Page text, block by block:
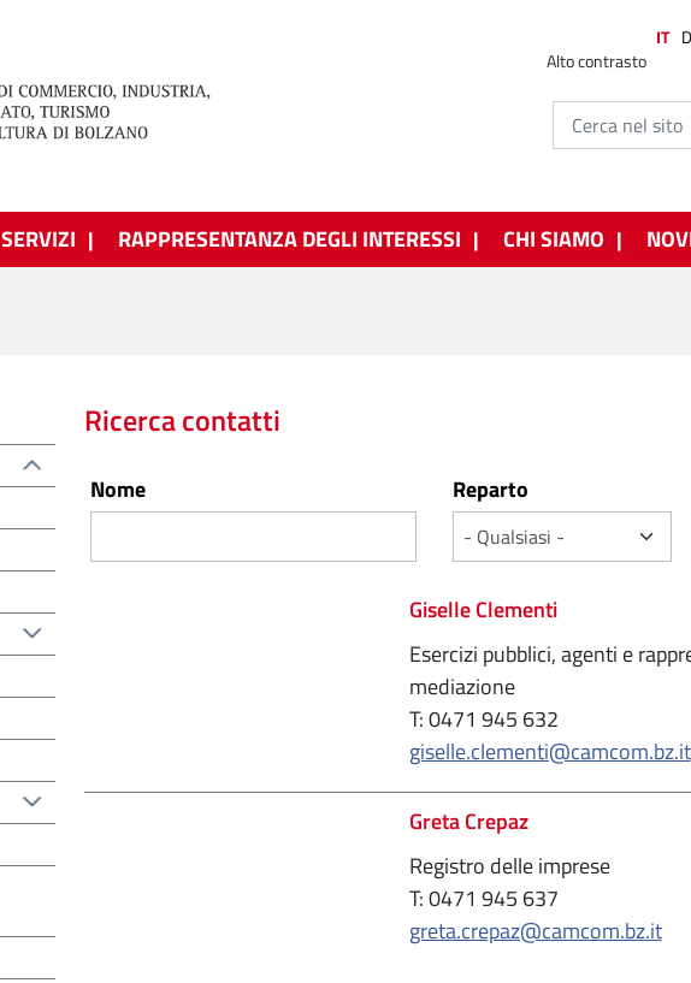
Alto contrasto
IT
SERVIZI RAPPRESENTANZA DEGLI INTERESSI CHI SIAMO
Ricerca contatti
Nome Reparto
Giselle Clementi
Esercizi pubblici, agenti e
mediazione
T: 0471 945 632
giselle.clementi@camcom.bz.it
Greta Crepaz
Registro delle imprese
T: 0471 945 637
greta.crepaz@camcom.bz.it